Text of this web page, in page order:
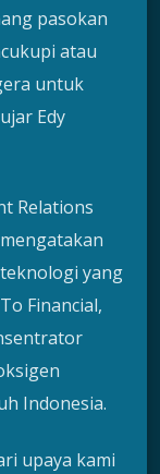
pasokan
atau
untuk
Edy
Relations
yang
Financial,
Indonesia.
upaya kami